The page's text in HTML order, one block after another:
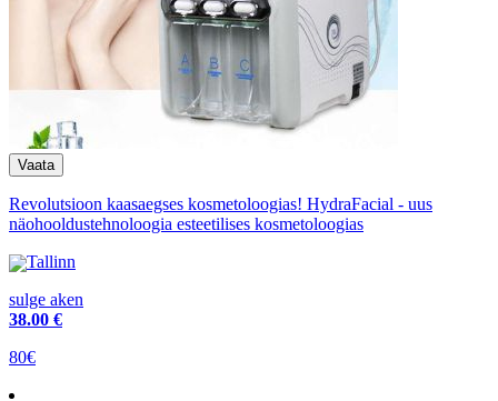
Revolutsioon kaasaegses kosmetoloogias! HydraFacial - uus
näohooldustehnoloogia esteetilises kosmetoloogias
Tallinn
sulge aken
38.00 €
80€